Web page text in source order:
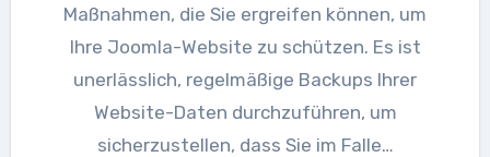
Maßnahmen, die Sie ergreifen können, um
Ihre Joomla-Website zu schützen. Es ist
unerlässlich, regelmäßige Backups Ihrer
Website-Daten durchzuführen, um
sicherzustellen, dass Sie im Falle…